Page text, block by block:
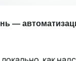
—